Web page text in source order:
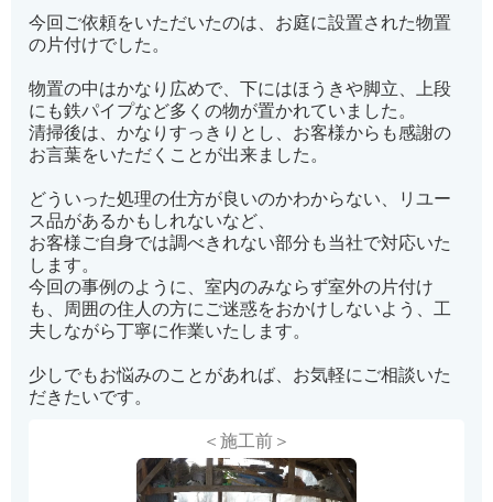
今回ご依頼をいただいたのは、お庭に設置された物置
の片付けでした。
物置の中はかなり広めで、下にはほうきや脚立、上段
にも鉄パイプなど多くの物が置かれていました。
清掃後は、かなりすっきりとし、お客様からも感謝の
お言葉をいただくことが出来ました。
どういった処理の仕方が良いのかわからない、リユー
ス品があるかもしれないなど、
お客様ご自身では調べきれない部分も当社で対応いた
します。
今回の事例のように、室内のみならず室外の片付け
も、周囲の住人の方にご迷惑をおかけしないよう、工
夫しながら丁寧に作業いたします。
少しでもお悩みのことがあれば、お気軽にご相談いた
だきたいです。
＜施工前＞